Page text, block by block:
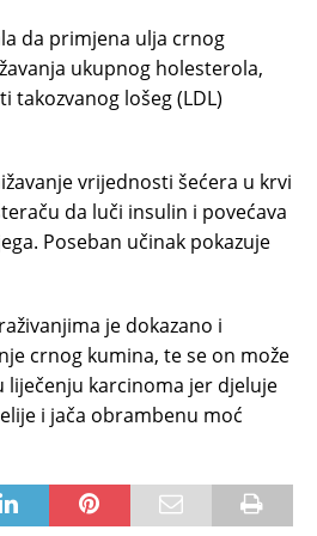
da primjena ulja crnog
ukupnog holesterola,
lošeg (LDL)
vrijednosti šećera u krvi
da luči insulin i povećava
Poseban učinak pokazuje
je dokazano i
crnog kumina, te se on može
liječenju karcinoma jer djeluje
i jača obrambenu moć